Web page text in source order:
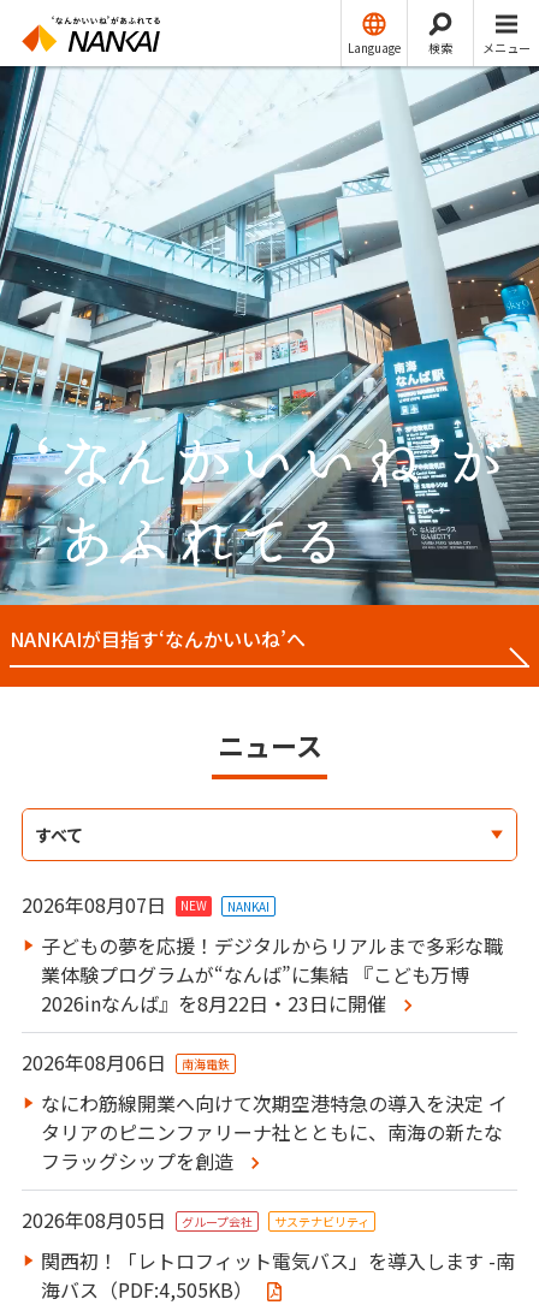
Language 検索 メニュー
NANKAIが目指す‘なんかいいね’へ
ニュース
すべて
ニュースリリース(NANKAI)
ニュースリリース(南海電鉄)
ニュースリリース(グループ会社)
2026年08月07日 NEW NANKAI
子どもの夢を応援！デジタルからリアルまで多彩な職
業体験プログラムが“なんば”に集結 『こども万博
2026inなんば』を8月22日・23日に開催
2026年08月06日 南海電鉄
なにわ筋線開業へ向けて次期空港特急の導入を決定 イ
タリアのピニンファリーナ社とともに、南海の新たな
フラッグシップを創造
2026年08月05日 グループ会社 サステナビリティ
関西初！「レトロフィット電気バス」を導入します -南
海バス（PDF:4,505KB）